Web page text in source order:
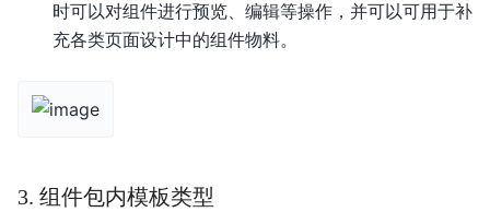
对象存储
资源管理
视频教程
时可以对组件进行预览、编辑等操作，并可以可用于补
充各类页面设计中的组件物料。
3. 组件包内模板类型